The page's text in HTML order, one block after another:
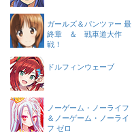
ガールズ＆パンツァー 最
終章 ＆ 戦車道大作
戦！
ドルフィンウェーブ
ノーゲーム・ノーライフ
＆ノーゲーム・ノーライ
フ ゼロ